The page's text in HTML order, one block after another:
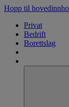
Hopp til
Privat
Bedrift
Borettslag